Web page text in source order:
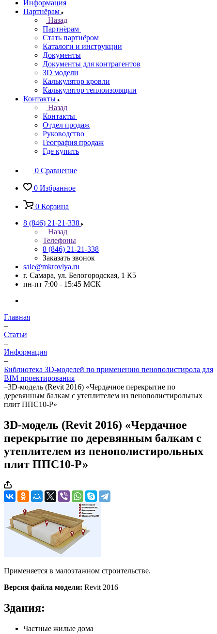
Информация
Партнёрам
Назад
Партнёрам
Стать партнёром
Каталоги и инструкции
Документы
Документы для контрагентов
3D модели
Калькулятор кровли
Калькулятор теплоизоляции
Контакты
Назад
Контакты
Отдел продаж
Руководство
География продаж
Где купить
0 Сравнение
0 Избранное
0 Корзина
8 (846) 21-21-338
Назад
Телефоны
8 (846) 21-21-338
Заказать звонок
sale@mkrovlya.ru
г. Самара, ул. Белогородская, 1 К5
пн-пт 7:00 - 15:45 МСК
Главная
–
Статьи
–
Информация
–
Библиотека 3D-моделей по применению пенополистирола для
BIM проектирования
–3D-модель (Revit 2016) «Чердачное перекрытие по
деревянным балкам с утеплителем из пенополистирольных
плит ППС10-Р»
3D-модель (Revit 2016) «Чердачное
перекрытие по деревянным балкам с
утеплителем из пенополистирольных
плит ППС10-Р»
Применяется в малоэтажном строительстве.
Версия файла модели: Revit 2016
Здания:
Частные жилые дома